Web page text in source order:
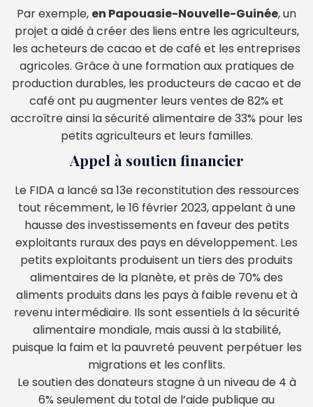
Par exemple, en Papouasie-Nouvelle-Guinée, un
projet a aidé à créer des liens entre les agriculteurs,
les acheteurs de cacao et de café et les entreprises
agricoles. Grâce à une formation aux pratiques de
production durables, les producteurs de cacao et de
café ont pu augmenter leurs ventes de 82% et
accroître ainsi la sécurité alimentaire de 33% pour les
petits agriculteurs et leurs familles.
Appel à soutien financier
Le FIDA a lancé sa 13e reconstitution des ressources
tout récemment, le 16 février 2023, appelant à une
hausse des investissements en faveur des petits
exploitants ruraux des pays en développement. Les
petits exploitants produisent un tiers des produits
alimentaires de la planète, et près de 70% des
aliments produits dans les pays à faible revenu et à
revenu intermédiaire. Ils sont essentiels à la sécurité
alimentaire mondiale, mais aussi à la stabilité,
puisque la faim et la pauvreté peuvent perpétuer les
migrations et les conflits.
Le soutien des donateurs stagne à un niveau de 4 à
6% seulement du total de l’aide publique au